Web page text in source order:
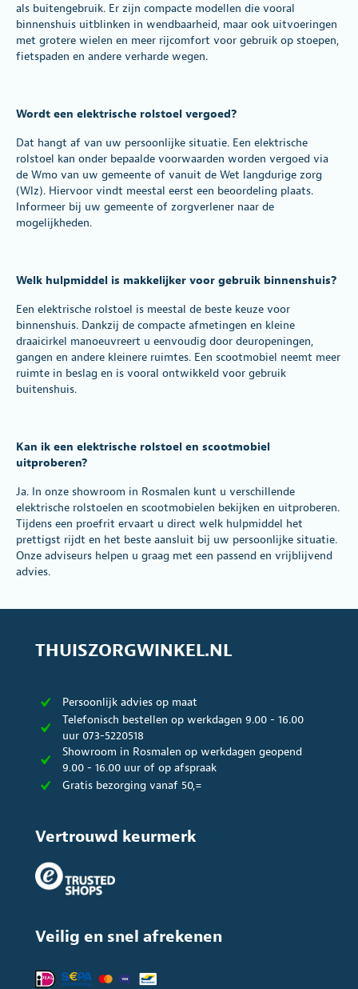
als buitengebruik. Er zijn compacte modellen die vooral
binnenshuis uitblinken in wendbaarheid, maar ook uitvoeringen
met grotere wielen en meer rijcomfort voor gebruik op stoepen,
fietspaden en andere verharde wegen.
Wordt een elektrische rolstoel vergoed?
Dat hangt af van uw persoonlijke situatie. Een elektrische
rolstoel kan onder bepaalde voorwaarden worden vergoed via
de Wmo van uw gemeente of vanuit de Wet langdurige zorg
(Wlz). Hiervoor vindt meestal eerst een beoordeling plaats.
Informeer bij uw gemeente of zorgverlener naar de
mogelijkheden.
Welk hulpmiddel is makkelijker voor gebruik binnenshuis?
Een elektrische rolstoel is meestal de beste keuze voor
binnenshuis. Dankzij de compacte afmetingen en kleine
draaicirkel manoeuvreert u eenvoudig door deuropeningen,
gangen en andere kleinere ruimtes. Een scootmobiel neemt meer
ruimte in beslag en is vooral ontwikkeld voor gebruik
buitenshuis.
Kan ik een elektrische rolstoel en scootmobiel
uitproberen?
Ja. In onze showroom in Rosmalen kunt u verschillende
elektrische rolstoelen en scootmobielen bekijken en uitproberen.
Tijdens een proefrit ervaart u direct welk hulpmiddel het
prettigst rijdt en het beste aansluit bij uw persoonlijke situatie.
Onze adviseurs helpen u graag met een passend en vrijblijvend
advies.
THUISZORGWINKEL.NL
Persoonlijk advies op maat
Telefonisch bestellen op werkdagen 9.00 - 16.00
uur 073-5220518
Showroom in Rosmalen op werkdagen geopend
9.00 - 16.00 uur of op afspraak
Gratis bezorging vanaf 50,=
Vertrouwd keurmerk
Veilig en snel afrekenen